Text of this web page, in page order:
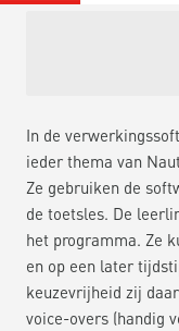
In de
ieder thema van
Ze gebruiken de
de toetsles. De
het programma. Ze
en op een later
keuzevrijheid zij
voice-overs (handig